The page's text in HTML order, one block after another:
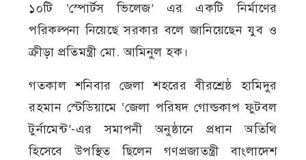
১০টি ‘স্পোর্টস ভিলেজ’ এর একটি নির্মাণের
পরিকল্পনা নিয়েছে সরকার বলে জানিয়েছেন যুব ও
ক্রীড়া প্রতিমন্ত্রী মো. আমিনুল হক।
গতকাল শনিবার জেলা শহরের বীরশ্রেষ্ঠ হামিদুর
রহমান স্টেডিয়ামে ‘জেলা পরিষদ গোল্ডকাপ ফুটবল
টুর্নামেন্ট’-এর সমাপনী অনুষ্ঠানে প্রধান অতিথি
হিসেবে উপস্থিত ছিলেন গণপ্রজাতন্ত্রী বাংলাদেশ